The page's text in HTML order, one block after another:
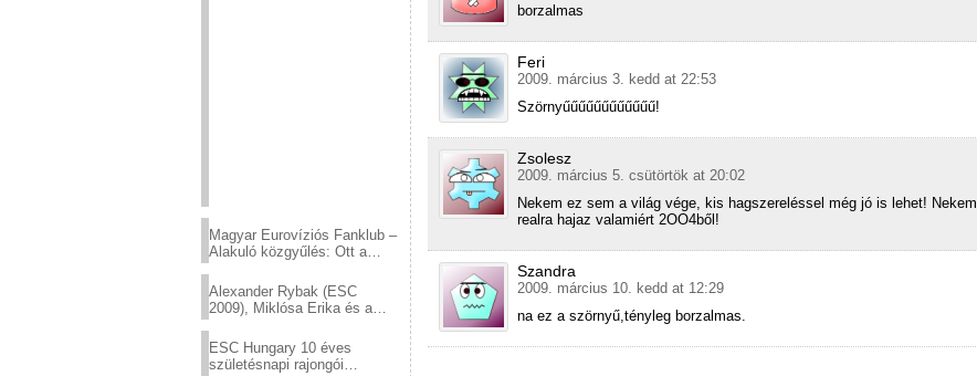
Magyar Eurovíziós Fanklub –
Alakuló közgyűlés: Ott a
Alexander Rybak (ESC
2009), Miklósa Erika és a
sztárjai a Margitszigeten
ESC Hungary 10 éves
születésnapi rajongói
borzalmas
Feri
2009. március 3. kedd at 22:53
Szörnyűűűűűűűűűűűű!
Zsolesz
2009. március 5. csütörtök at 20:02
Nekem ez sem a világ vége, kis hagszereléssel még jó is lehet!
realra hajaz valamiért 2OO4ből!
Szandra
2009. március 10. kedd at 12:29
na ez a szörnyű,tényleg borzalmas.